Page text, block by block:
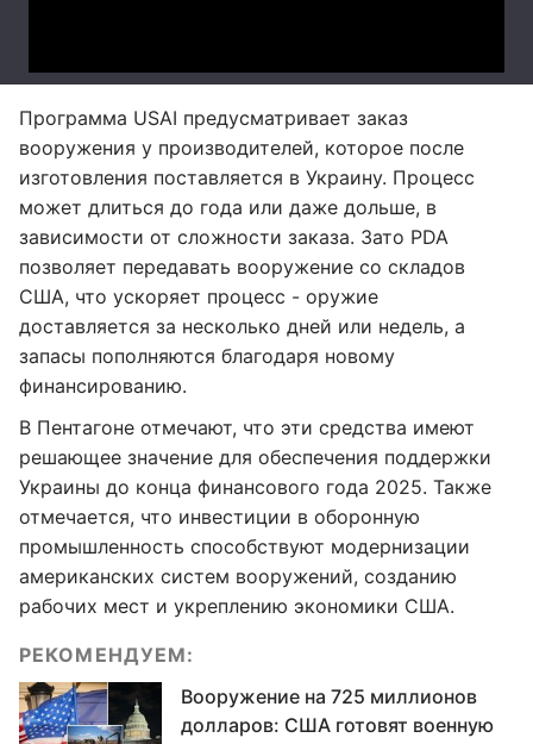
Программа USAI предусматривает заказ
вооружения у производителей, которое после
изготовления поставляется в Украину. Процесс
может длиться до года или даже дольше, в
зависимости от сложности заказа. Зато PDA
позволяет передавать вооружение со складов
США, что ускоряет процесс - оружие
доставляется за несколько дней или недель, а
запасы пополняются благодаря новому
финансированию.
В Пентагоне отмечают, что эти средства имеют
решающее значение для обеспечения поддержки
Украины до конца финансового года 2025. Также
отмечается, что инвестиции в оборонную
промышленность способствуют модернизации
американских систем вооружений, созданию
рабочих мест и укреплению экономики США.
РЕКОМЕНДУЕМ:
Вооружение на 725 миллионов
долларов: США готовят военную